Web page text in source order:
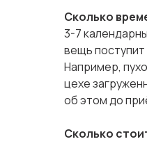
Сколько
3-7
вещь поступит
Например,
цехе
об этом до
Сколько